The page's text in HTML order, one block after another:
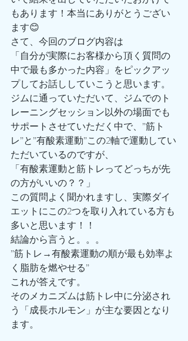
もあります！本当にありがとうござい
ます😊
さて、今回のブログ内容は
「自分が実際にお客様から頂く質問の
中で最も多かった内容」をピックアッ
プしてお話ししていこうと思います。
ジムに通っていただいて、ジムでのト
レーニングセッション以外の場面でも
サポートさせていただく中で、”筋ト
レ”と”有酸素運動”この2軸で運動してい
ただいているのですが、
「有酸素運動と筋トレってどっちが先
の方がいいの？？」
この質問よく聞かれますし、実際ダイ
エットにこの2つを取り入れている方も
多いと思います！！
結論から言うと。。。
”筋トレ→有酸素運動の順が最も効率よ
く脂肪を燃やせる”
これが答えです。
そのメカニズムは筋トレ中に分泌され
う「成長ホルモン」が主な要因となり
ます。